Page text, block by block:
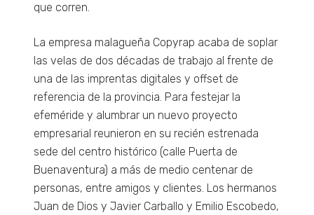
que corren.
La empresa malagueña Copyrap acaba de soplar
las velas de dos décadas de trabajo al frente de
una de las imprentas digitales y offset de
referencia de la provincia. Para festejar la
efeméride y alumbrar un nuevo proyecto
empresarial reunieron en su recién estrenada
sede del centro histórico (calle Puerta de
Buenaventura) a más de medio centenar de
personas, entre amigos y clientes. Los hermanos
Juan de Dios y Javier Carballo y Emilio Escobedo,
Necesarias
cookies no
son
opcionales.
Son
necesarias
para que
funcione la
web.
Para que
podamos